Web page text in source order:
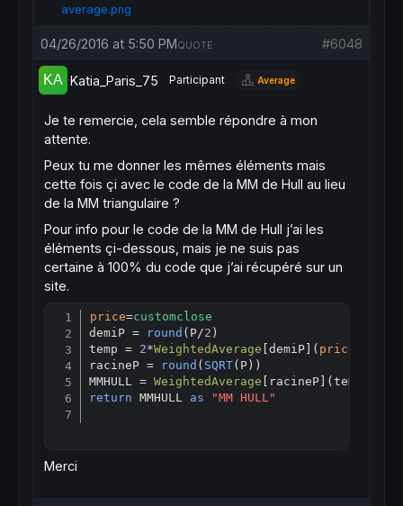
average.png
04/26/2016 at 5:50 PM #6048
QUOTE
Katia_Paris_75 Participant Average
Je te remercie, cela semble répondre à mon
attente.
Peux tu me donner les mêmes éléments mais
cette fois çi avec le code de la MM de Hull au lieu
de la MM triangulaire ?
Pour info pour le code de la MM de Hull j’ai les
éléments çi-dessous, mais je ne suis pas
certaine à 100% du code que j’ai récupéré sur un
site.
price=customclose
demiP =
round (P/2 )
temp = 2*WeightedAverage [demiP]( price
racineP =
round ( SQRT(P))
MMHULL = WeightedAverage
return MMHULL as "MM HULL"
Merci